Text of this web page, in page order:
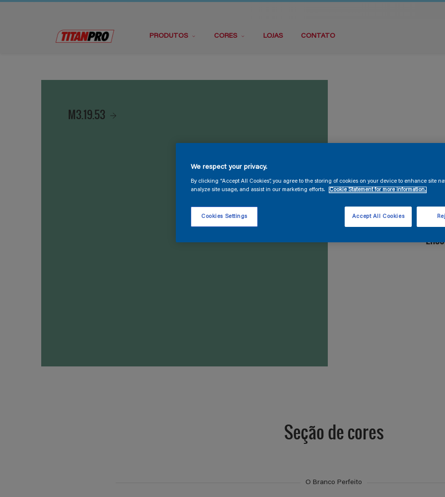
PRODUTOS CORES LOJAS CONTATO
M3.19.53
Seção de cores
O Branco Perfeito
We respect your privacy.
By clicking “Accept All Cookies”, you agree to the storing of cookies on your device to enhance site
analyze site usage, and assist in our marketing efforts.
Cookie Statement for more information.
Cookies Settings Accept All Cookies